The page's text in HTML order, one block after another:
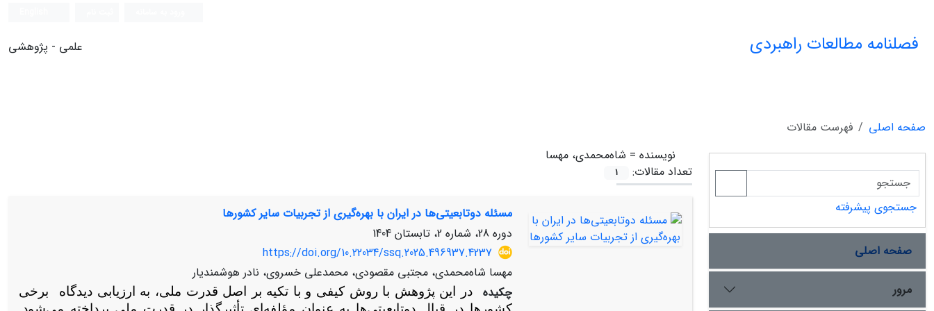
فصلنامه مطالعات راهبردی علمی - پژوهشی
صفحه اصلی
فهرست مقالات
نویسنده = شاه‌محمدی، مهسا
تعداد مقالات:
1
مسئله دوتابعیتی‌ها در ایران با بهره‌گیری از تجربیات سایر کشورها
دوره 28، شماره 2، تابستان 1404
https://doi.org/10.22034/ssq.2025.496937.4237
مهسا شاه‌محمدی، مجتبی مقصودی، محمدعلی خسروی، نادر هوشمندیار
چکیده
در این پژوهش با روش کیفی و با تکیه بر اصل قدرت ملی، به ارزیابی دیدگاه
برخی
جستجوی پیشرفته
صفحه اصلی
مرور